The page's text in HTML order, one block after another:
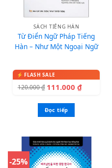
SÁCH TIẾNG HÀN
Từ Điển Ngữ Pháp Tiếng
Hàn – Như Một Ngoại Ngữ
120.000₫ 111.000 ₫
Đọc tiếp
-25%